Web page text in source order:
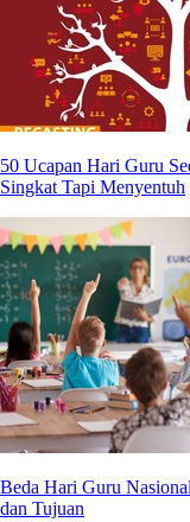
50 Ucapan Hari Guru
Singkat Tapi Menyentuh
Beda Hari Guru
dan Tujuan